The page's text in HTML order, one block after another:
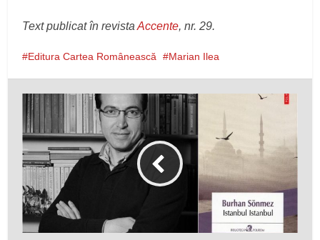
Text publicat în revistaAccente, nr. 29.
Editura Cartea Românească Marian Ilea